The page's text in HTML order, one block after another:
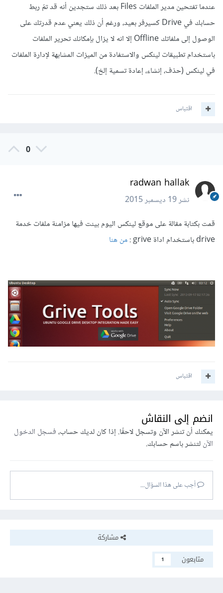
عندما تفتحين مدير الملفات Files بعد ذلك ستجدين أنه قد تمّ ربط
حسابك في Drive كسيرفر بعيد، ورغم أن ذلك يعني عدم قدرتك على
الوصول إلى ملفاتك Offline إلا انه لا يزال بإمكانك تحرير الملفات
باستخدام تطبيقات لينكس والاستفادة من الميزات المشابهة لإدارة الملفات
في لينكس (حذف، إنشاء، إعادة تسمية إلخ).
اقتباس
0
radwan hallak
نشر19 ديسمبر 2015
قمت بكتابة مقالة على موقع لينكس اليوم بينت فيها مزامنة ملفات خدمة
drive باستخدام اداة grive :
من هنا
اقتباس
انضم إلى النقاش
يمكنك أن تنشر الآن وتسجل لاحقًا. إذا كان لديك حساب،فسجل الدخول
الآنلتنشر باسم حسابك.
أجب على هذا السؤال...
مشاركة
متابعون
1